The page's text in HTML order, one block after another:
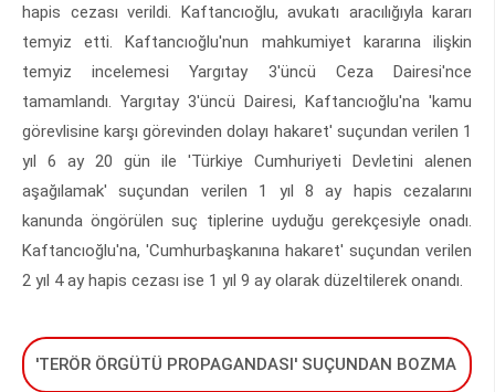
hapis cezası verildi. Kaftancıoğlu, avukatı aracılığıyla kararı
temyiz etti. Kaftancıoğlu'nun mahkumiyet kararına ilişkin
temyiz incelemesi Yargıtay 3'üncü Ceza Dairesi'nce
tamamlandı. Yargıtay 3'üncü Dairesi, Kaftancıoğlu'na 'kamu
görevlisine karşı görevinden dolayı hakaret' suçundan verilen 1
yıl 6 ay 20 gün ile 'Türkiye Cumhuriyeti Devletini alenen
aşağılamak' suçundan verilen 1 yıl 8 ay hapis cezalarını
kanunda öngörülen suç tiplerine uyduğu gerekçesiyle onadı.
Kaftancıoğlu'na, 'Cumhurbaşkanına hakaret' suçundan verilen
2 yıl 4 ay hapis cezası ise 1 yıl 9 ay olarak düzeltilerek onandı.
'TERÖR ÖRGÜTÜ PROPAGANDASI' SUÇUNDAN BOZMA